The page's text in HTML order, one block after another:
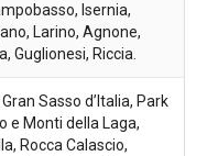
Isernia,
Larino, Agnone,
Guglionesi, Riccia.
Gran Sasso d’Italia, Park
e Monti della Laga,
Rocca Calascio,